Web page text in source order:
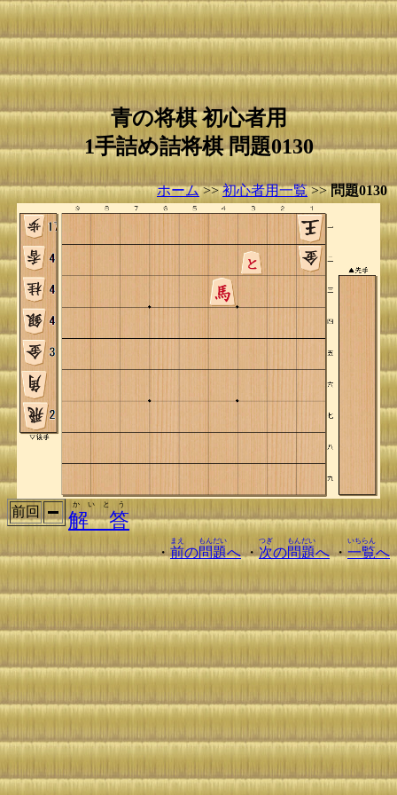
青の将棋 初心者用
1手詰め詰将棋 問題0130
ホーム>>初心者用一覧>>問題0130
前回 解 答
かいとう
・前
まえ
の問題
もんだい
へ・次
つぎ
の問題
もんだい
へ・一覧
いちらん
へ